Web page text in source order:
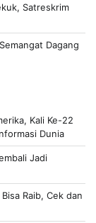
Satreskrim
Dagang
Kali Ke-22
Dunia
Jadi
Raib, Cek dan